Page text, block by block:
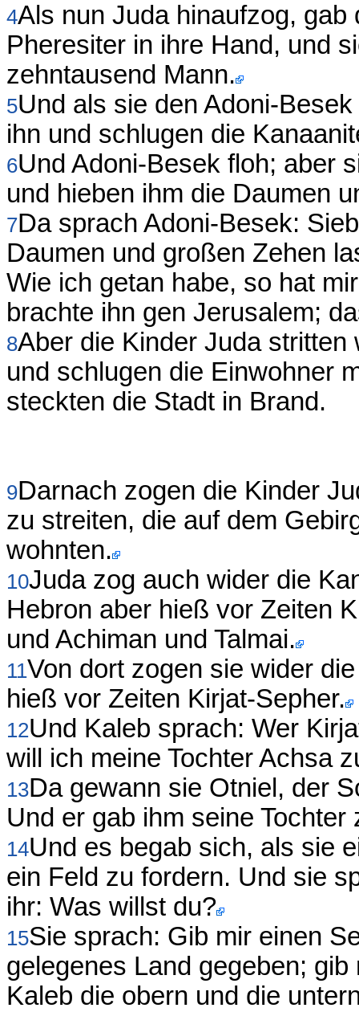
4Als nun Juda hinaufzog,
Pheresiter in ihre Hand, und
zehntausend Mann.
5Und als sie den Adoni-
ihn und schlugen die
6Und Adoni-Besek floh; aber
und hieben ihm die Daumen
7Da sprach Adoni-Besek:
Daumen und großen Zehen
Wie ich getan habe, so hat
brachte ihn gen Jerusalem;
8Aber die Kinder Juda
und schlugen die Einwohner
steckten die Stadt in Brand.
9Darnach zogen die Kinder
zu streiten, die auf dem
wohnten.
10Juda zog auch wider die
Hebron aber hieß vor Zeiten
und Achiman und Talmai.
11Von dort zogen sie wider
hieß vor Zeiten Kirjat-Sepher.
12Und Kaleb sprach: Wer
will ich meine Tochter Achsa
13Da gewann sie Otniel, der
Und er gab ihm seine Tochter
14Und es begab sich, als sie
ein Feld zu fordern. Und sie
ihr: Was willst du?
15Sie sprach: Gib mir einen
gelegenes Land gegeben;
Kaleb die obern und die